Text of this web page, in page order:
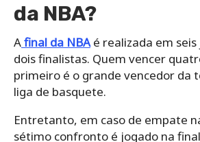
da NBA?
Afinal da NBA é realizada em
dois finalistas. Quem vencer
primeiro é o grande vencedor da
liga de basquete.
Entretanto, em caso de empate
sétimo confronto é jogado na